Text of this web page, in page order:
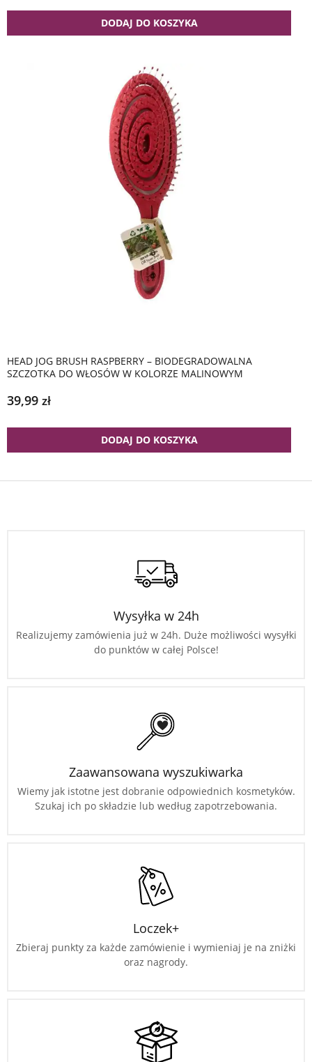
DODAJ DO KOSZYKA
HEAD JOG BRUSH RASPBERRY – BIODEGRADOWALNA
SZCZOTKA DO WŁOSÓW W KOLORZE MALINOWYM
39,99 zł
DODAJ DO KOSZYKA
Wysyłka w 24h
Realizujemy zamówienia już w 24h. Duże możliwości wysyłki
do punktów w całej Polsce!
Zaawansowana wyszukiwarka
Wiemy jak istotne jest dobranie odpowiednich kosmetyków.
Szukaj ich po składzie lub według zapotrzebowania.
Loczek+
Zbieraj punkty za każde zamówienie i wymieniaj je na zniżki
oraz nagrody.